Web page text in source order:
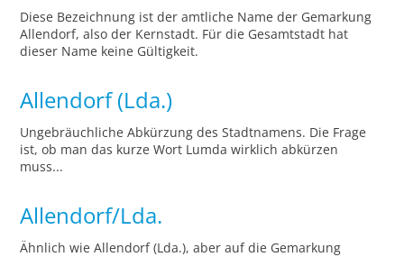
Diese Bezeichnung ist der amtliche Name der Gemarkung
Allendorf, also der Kernstadt. Für die Gesamtstadt hat
dieser Name keine Gültigkeit.
Allendorf (Lda.)
Ungebräuchliche Abkürzung des Stadtnamens. Die Frage
ist, ob man das kurze Wort Lumda wirklich abkürzen
muss...
Allendorf/Lda.
Ähnlich wie Allendorf (Lda.), aber auf die Gemarkung